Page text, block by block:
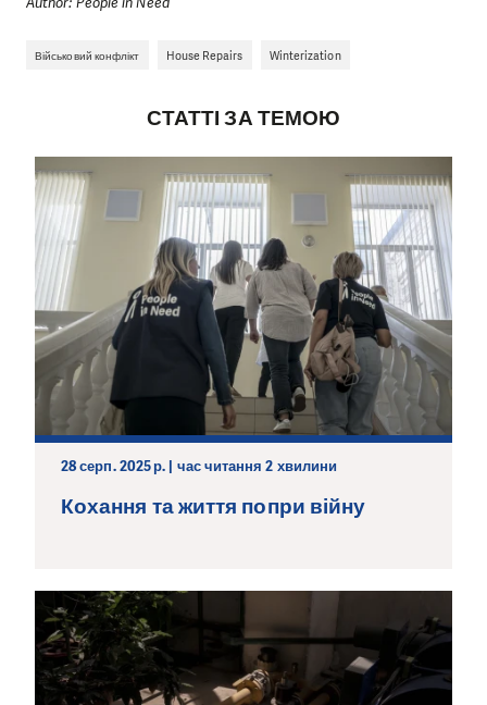
Військовий конфлікт House Repairs Winterization
СТАТТІ ЗА ТЕМОЮ
28 серп. 2025 р. | час читання 2 хвилини
Кохання та життя попри війну